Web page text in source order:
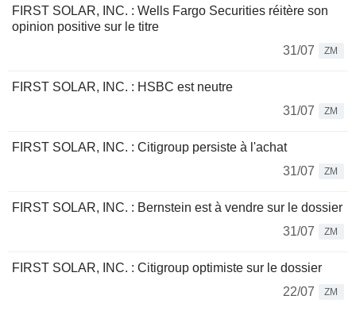
FIRST SOLAR, INC. : Wells Fargo Securities réitère son
opinion positive sur le titre
31/07
ZM
FIRST SOLAR, INC. : HSBC est neutre
31/07
ZM
FIRST SOLAR, INC. : Citigroup persiste à l'achat
31/07
ZM
FIRST SOLAR, INC. : Bernstein est à vendre sur le dossier
31/07
ZM
FIRST SOLAR, INC. : Citigroup optimiste sur le dossier
22/07
ZM